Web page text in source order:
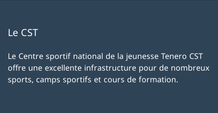
Le CST
Le Centre sportif national de la jeunesse Tenero CST
offre une excellente infrastructure pour de nombreux
sports, camps sportifs et cours de formation.